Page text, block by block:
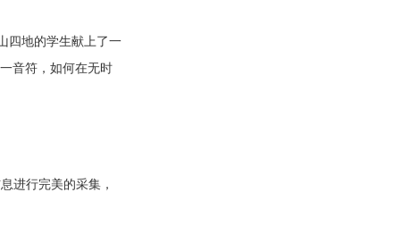
四地的学生献上了一
音符，如何在无时
进行完美的采集，